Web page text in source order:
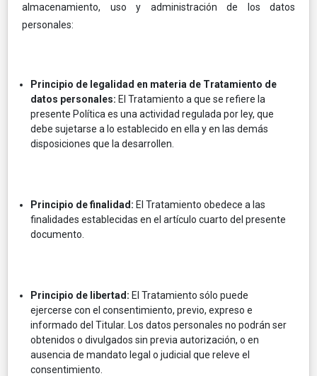
almacenamiento, uso y administración de los datos
personales:
Principio de legalidad en materia de Tratamiento de
datos personales: El Tratamiento a que se refiere la
presente Política es una actividad regulada por ley, que
debe sujetarse a lo establecido en ella y en las demás
disposiciones que la desarrollen.
Principio de finalidad: El Tratamiento obedece a las
finalidades establecidas en el artículo cuarto del presente
documento.
Principio de libertad: El Tratamiento sólo puede
ejercerse con el consentimiento, previo, expreso e
informado del Titular. Los datos personales no podrán ser
obtenidos o divulgados sin previa autorización, o en
ausencia de mandato legal o judicial que releve el
consentimiento.